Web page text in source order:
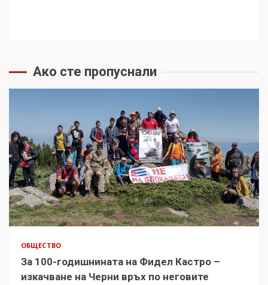
Ако сте пропуснали
ОБЩЕСТВО
За 100-годишнината на Фидел Кастро –
изкачване на Черни връх по неговите